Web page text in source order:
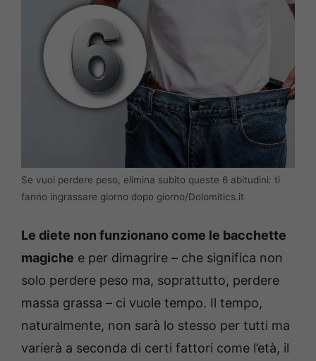
Se vuoi perdere peso, elimina subito queste 6 abitudini: ti
fanno ingrassare giorno dopo giorno/Dolomitics.it
Le diete non funzionano come le bacchette
magiche e per dimagrire – che significa non
solo perdere peso ma, soprattutto, perdere
massa grassa – ci vuole tempo. Il tempo,
naturalmente, non sarà lo stesso per tutti ma
varierà a seconda di certi fattori come l’età, il